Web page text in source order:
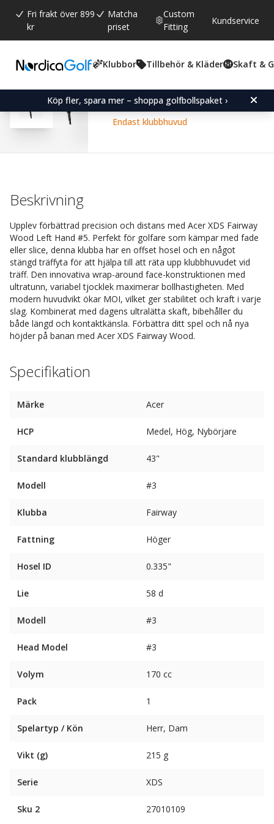
Fri frakt över 899
kr
Matcha
priset
Custom
Fitting
Kundservice
Klubbor Tillbehör & Kläder Skaft &
Köp fler, spara mer – shoppa golfbollspaket ›
Snittbetyg:
4.6 (röster:
80)
Acer XDS Fairway Wood
Endast klubbhuvud
Beskrivning
Upplev förbättrad precision och distans med Acer XDS Fairway
Wood Left Hand #5. Perfekt för golfare som kämpar med fade
eller slice, denna klubba har en offset hosel och en något
stängd träffyta för att hjälpa till att räta upp klubbhuvudet vid
träff. Den innovativa wrap-around face-konstruktionen med
ultratunn, variabel tjocklek maximerar bollhastigheten. Med
modern huvudvikt ökar MOI, vilket ger stabilitet och kraft i varje
slag. Kombinerat med dagens ultralätta skaft, bibehåller du
både längd och kontaktkänsla. Förbättra ditt spel och nå nya
höjder på banan med Acer XDS Fairway Wood.
Specifikation
Märke Acer
HCP Medel, Hög, Nybörjare
Standard klubblängd 43"
Modell #3
Klubba Fairway
Fattning Höger
Hosel ID 0.335"
Lie 58 d
Modell #3
Head Model #3
Volym 170 cc
Pack 1
Spelartyp / Kön Herr, Dam
Vikt (g) 215 g
Serie XDS
Sku 2 27010109